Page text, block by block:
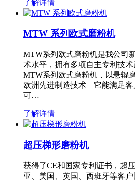
了解详情
MTW 系列欧式磨粉机
MTW系列欧式磨粉机是我公司
术水平，拥有多项自主专利技
MTW系列欧式磨粉机，以悬辊
欧洲先进制造技术，它能满足
可…
了解详情
超压梯形磨粉机
获得了CE和国家专利证书，超
亚、美国、英国、西班牙等客